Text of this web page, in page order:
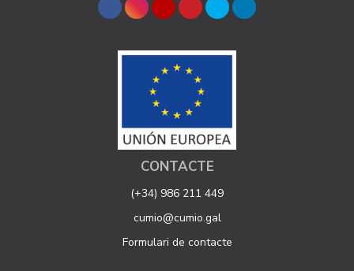
CONTACTE
(+34) 986 211 449
cumio@cumio.gal
Formulari de contacte